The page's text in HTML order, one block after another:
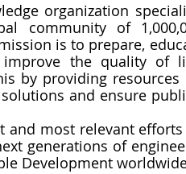
organization
community of
is to prepare,
the quality of
by providing
and ensure
most relevant
generations of
Development